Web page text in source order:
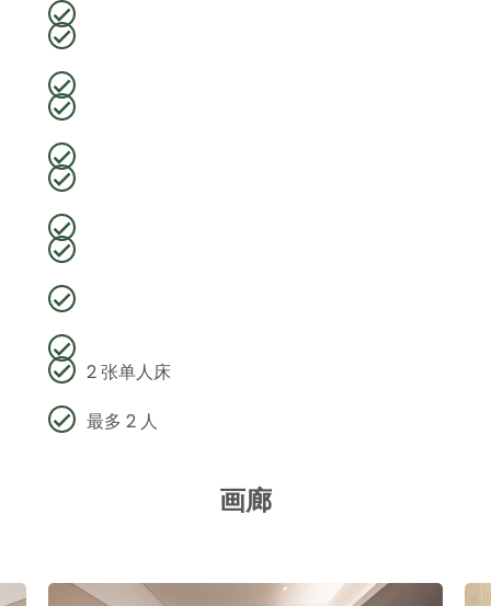
2 张单人床
最多 2 人
画廊